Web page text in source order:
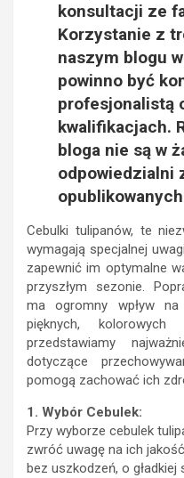
konsultacji ze
Korzystanie z
naszym blogu
powinno być
profesjonalistą
kwalifikacjach.
bloga nie są w
odpowiedzialni
Cebulki tulipanów, te
wymagają specjalnej
zapewnić im optymalne
przyszłym sezonie.
ma ogromny wpływ
pięknych,
przedstawiamy
dotyczące
pomogą zachować ich
1. Wybór Cebulek:
Przy wyborze cebulek
zwróć uwagę na ich
bez uszkodzeń, o